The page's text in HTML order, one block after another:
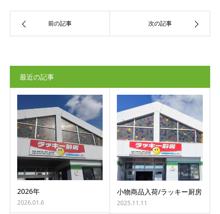
前の記事 次の記事
最近の記事
2026年
2026.01.6
小物商品入荷/ラッキー厨房
2025.11.11